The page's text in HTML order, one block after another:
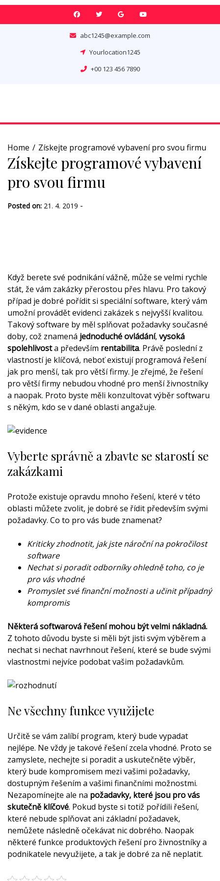
Skip
abc1245@example.com
Yourlocation1245
+00 123 456 7890
Home Získejte programové vybavení pro svou firmu
Získejte programové vybavení
pro svou firmu
Posted on: 21. 4. 2019 -
Když berete své podnikání vážně, může se velmi rychle
stát, že vám zakázky přerostou přes hlavu. Pro takový
případ je dobré pořídit si speciální software, který vám
umožní provádětevidenci zakázeks nejvyšší kvalitou.
Takový software by měl splňovat požadavky současné
doby, což znamená jednoduché ovládání, vysoká
spolehlivosta především rentabilita. Právě poslední z
vlastností je klíčová, neboť existují programová řešení
jak pro menší, tak pro větší firmy. Je zřejmé, že řešení
pro větší firmy nebudou vhodné pro menší živnostníky
a naopak. Proto byste měli konzultovat výběr softwaru
s někým, kdo se v dané oblasti angažuje.
Vyberte správně a zbavte se starostí se
zakázkami
Protože existuje opravdu mnoho řešení, které v této
oblasti můžete zvolit, je dobré se řídit především svými
požadavky. Co to pro vás bude znamenat?
Kriticky zhodnotit, jak jste nároční na pokročilost
software
Nechat si poradit odborníky ohledně toho, co je
pro vás vhodné
Promyslet své finanční možnosti a učinit případný
kompromis
Některá softwarová řešení mohou být velmi nákladná.
Z tohoto důvodu byste si měli být jisti svým výběrem a
nechat si nechat navrhnout řešení, které se bude svými
vlastnostmi nejvíce podobat vašim požadavkům.
Ne všechny funkce využijete
Určitě se vám zalíbí program, který bude vypadat
nejlépe. Ne vždy je takové řešení zcela vhodné. Proto se
zamyslete, nechejte si poradit a uskutečněte výběr,
který bude kompromisem mezi vašimi požadavky,
dostupným řešením a vašimi finančními možnostmi.
Nezapomínejte ale na požadavky, které jsou pro vás
skutečně klíčové. Pokud byste si totiž pořídili řešení,
které nebude splňovat ani základní požadavek,
nemůžete následně očekávat nic dobrého. Naopak
některé funkce produktových řešení pro živnostníky a
podnikatele nevyužijete, a tak je dobré za ně neplatit.